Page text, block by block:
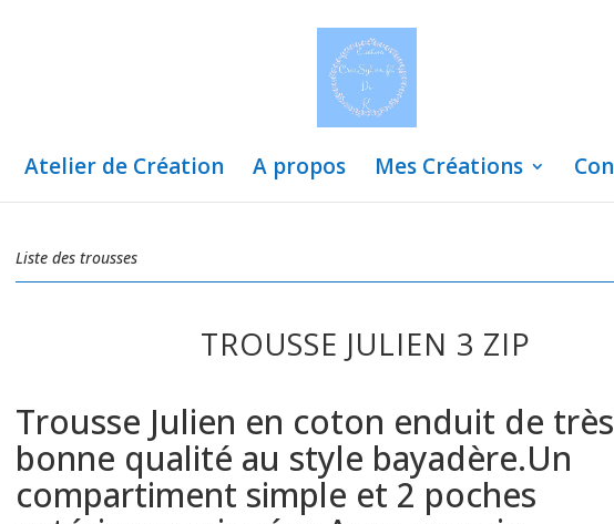
Atelier de Création A propos Mes Créations
Liste des trousses
TROUSSE JULIEN 3 ZIP
Trousse Julien en coton enduit de très
bonne qualité au style bayadère.Un
compartiment simple et 2 poches